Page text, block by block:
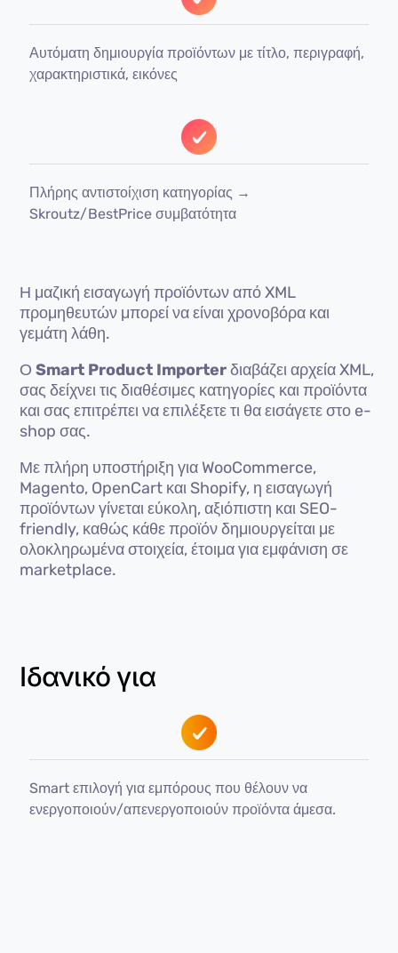
Αυτόματη δημιουργία προϊόντων με τίτλο, περιγραφή,
χαρακτηριστικά, εικόνες
Πλήρης αντιστοίχιση κατηγορίας →
Skroutz/BestPrice συμβατότητα
Η μαζική εισαγωγή προϊόντων από XML
προμηθευτών μπορεί να είναι χρονοβόρα και
γεμάτη λάθη.
ΟSmart Product Importerδιαβάζει αρχεία XML,
σας δείχνει τις διαθέσιμες κατηγορίες και προϊόντα
και σας επιτρέπει να επιλέξετε τι θα εισάγετε στο e-
shop σας.
Με πλήρη υποστήριξη για WooCommerce,
Magento, OpenCart και Shopify, η εισαγωγή
προϊόντων γίνεται εύκολη, αξιόπιστη και SEO-
friendly, καθώς κάθε προϊόν δημιουργείται με
ολοκληρωμένα στοιχεία, έτοιμα για εμφάνιση σε
marketplace.
Ιδανικό για
Smart επιλογή για εμπόρους που θέλουν να
ενεργοποιούν/απενεργοποιούν προϊόντα άμεσα.